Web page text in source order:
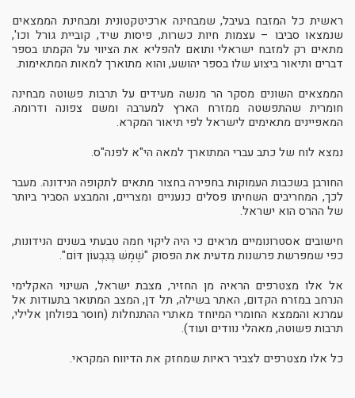
ראשית כל המזבח בעיבל, שמבחינה ארכיטקטונית ומבחינת הממצאים
שנמצאו סביבו – עצמות חיות כשרות, פיסות שיד, קוביית גורל וכו',
מתאים רק למזבח ישראלי ותואם להפליא את הציווי על הקמתו בספר
דברים ותיאור ביצוע שלו בספר יהושע, והוא מתוארך למאות המתאימות.
הממצאים השונים מסקר הר מנשה מעידים על תרבות פשוטה מבחינה
חומרית שהתפשטה ממזרח הארץ למערבה ומשם צפונה ודרומה.
המאפיינים מתאימים לישראל לפי תיאור המקרא.
נמצא לוח של כתב עברי המתוארך למאה הי"א לפנה"ס.
החורבן בשכבות העמוקות בחפירה בחצור מתאים לתקופה הנידונה. מעבר
לכך, המחריבים השחיתו פסלים כנעניים ומצריים, והמבצע הסביר ביותר
של ההרס הוא ישראל.
חישובים אסטרונומיים מראים כי היה ליקוי חמה טבעתי בשנים הנידונות,
כפי שמפרשת פרשנות מדעית את הפסוק "שֶׁמֶשׁ בְּגִבְעוֹן דּוֹם".
אל אלו מצטרפים הראיה מן החזיר, מצבת ישראל, השינוי האקלימי
הנרחב במזרח הקדום, האתר בשילה, תל דן, המצב המתואר בתעודות אל
עמרנא והממצא החומרי המיוחד מאתרי ההתנחלות (חוסר בפולחן אלילי,
תרבות פשוטה, מאהלי נוודים ועוד).
כל אלו מצטרפים לצביר ראיות שמחזק את הדיווח המקראי.